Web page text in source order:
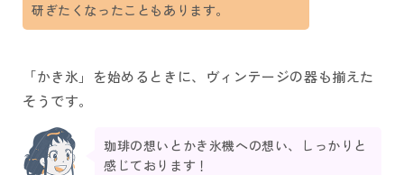
研ぎたくなったこともあります。
「かき氷」を始めるときに、ヴィンテージの器も揃えた
そうです。
珈琲の想いとかき氷機への想い、しっかりと
感じております！